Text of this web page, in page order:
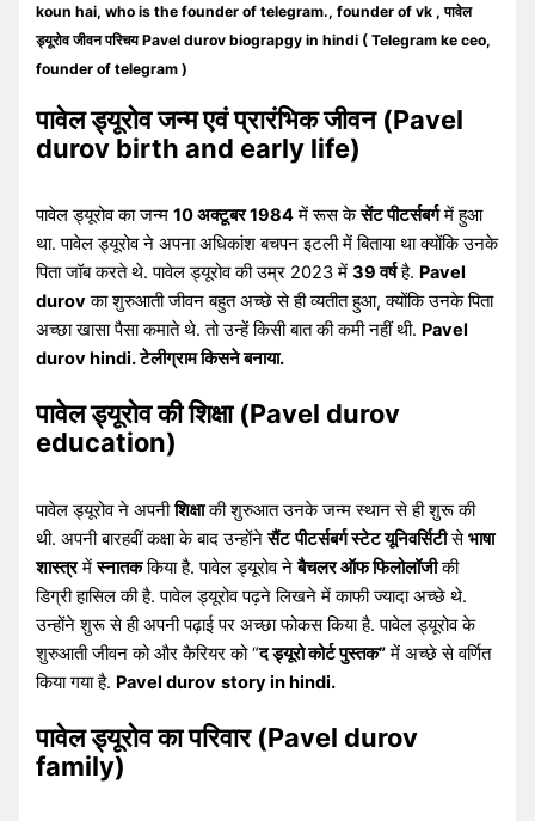
koun hai, who is the founder of telegram., founder of vk , पावेल
ड्यूरोव जीवन परिचय Pavel durov biograpgy in hindi ( Telegram ke ceo,
founder of telegram )
पावेल ड्यूरोव जन्म एवं प्रारंभिक जीवन (Pavel
durov birth and early life)
पावेल ड्यूरोव का जन्म10 अक्टूबर 1984में रूस केसेंट पीटर्सबर्गमें हुआ
था. पावेल ड्यूरोव ने अपना अधिकांश बचपन इटली में बिताया था क्योंकि उनके
पिता जॉब करते थे. पावेल ड्यूरोव की उम्र 2023 में39 वर्षहै. Pavel
durovका शुरुआती जीवन बहुत अच्छे से ही व्यतीत हुआ, क्योंकि उनके पिता
अच्छा खासा पैसा कमाते थे. तो उन्हें किसी बात की कमी नहीं थी. Pavel
durov hindi. टेलीग्राम किसने बनाया.
पावेल ड्यूरोव की शिक्षा (Pavel durov
education)
पावेल ड्यूरोव ने अपनीशिक्षाकी शुरुआत उनके जन्म स्थान से ही शुरू की
थी. अपनी बारहवीं कक्षा के बाद उन्होंनेसैंट पीटर्सबर्ग स्टेट यूनिवर्सिटीसेभाषा
शास्त्रमेंस्नातककिया है. पावेल ड्यूरोव नेबैचलर ऑफ फिलोलॉजीकी
डिग्री हासिल की है. पावेल ड्यूरोव पढ़ने लिखने में काफी ज्यादा अच्छे थे.
उन्होंने शुरू से ही अपनी पढ़ाई पर अच्छा फोकस किया है. पावेल ड्यूरोव के
शुरुआती जीवन को और कैरियर को “द ड्यूरो कोर्ट पुस्तक”में अच्छे से वर्णित
किया गया है. Pavel durov story in hindi.
पावेल ड्यूरोव का परिवार (Pavel durov
family)